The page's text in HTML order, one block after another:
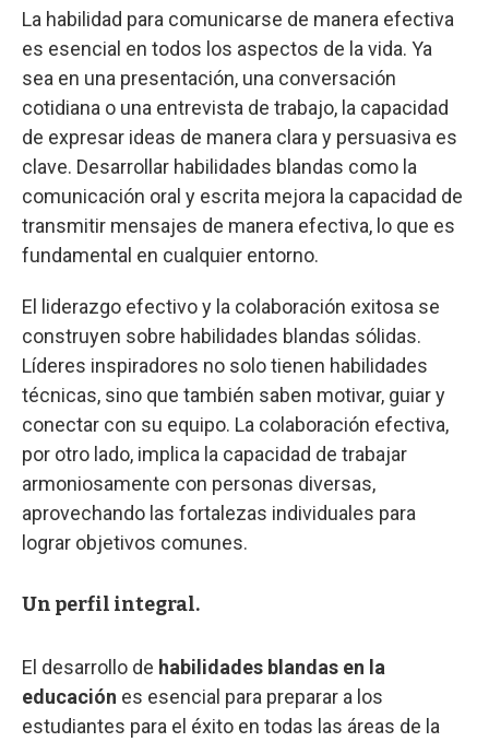
La habilidad para comunicarse de manera efectiva
es esencial en todos los aspectos de la vida. Ya
sea en una presentación, una conversación
cotidiana o una entrevista de trabajo, la capacidad
de expresar ideas de manera clara y persuasiva es
clave. Desarrollar habilidades blandas como la
comunicación oral y escrita mejora la capacidad de
transmitir mensajes de manera efectiva, lo que es
fundamental en cualquier entorno.
El liderazgo efectivo y la colaboración exitosa se
construyen sobre habilidades blandas sólidas.
Líderes inspiradores no solo tienen habilidades
técnicas, sino que también saben motivar, guiar y
conectar con su equipo. La colaboración efectiva,
por otro lado, implica la capacidad de trabajar
armoniosamente con personas diversas,
aprovechando las fortalezas individuales para
lograr objetivos comunes.
Un perfil integral.
El desarrollo de habilidades blandas en la
educación es esencial para preparar a los
estudiantes para el éxito en todas las áreas de la